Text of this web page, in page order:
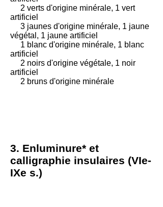
2 verts d'origine minérale, 1 vert
artificiel
3 jaunes d'origine minérale, 1 jaune
végétal, 1 jaune artificiel
1 blanc d'origine minérale, 1 blanc
artificiel
2 noirs d'origine végétale, 1 noir
artificiel
2 bruns d'origine minérale
3. Enluminure* et
calligraphie insulaires (VIe-
IXe s.)